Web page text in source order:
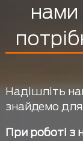
нами
Надішліть
знайдемо
При роботі з